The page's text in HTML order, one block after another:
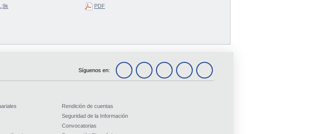
PDF
Síguenos en:
Rendición de cuentas
Seguridad de la Información
Convocatorias